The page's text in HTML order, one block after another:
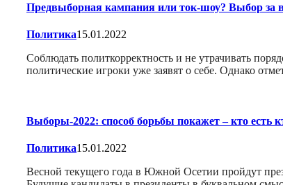
Предвыборная кампания или ток-шоу? Выбор за
Политика15.01.2022
Соблюдать политкорректность и не утрачивать
политические игроки уже заявят о себе. Однако
Выборы-2022: способ борьбы покажет – кто есть
Политика15.01.2022
Весной текущего года в Южной Осетии пройдут